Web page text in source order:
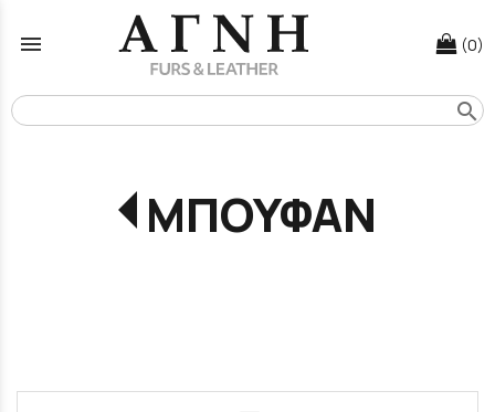
menu (0)
search
ΜΠΟΥΦΑΝ